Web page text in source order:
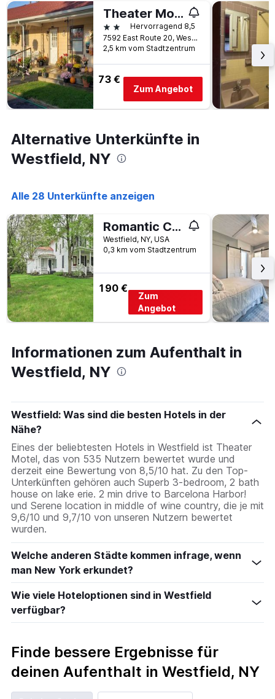
Diagramm
hat
1
Y-
Achse,
die
den
durchschnittlichen
Zimmerpreis
anzeigt.
Theater Motel
2 SterneHervorragend 8,5
7592 East Route 20, Westfield, NY, USA
2,5 km vom Stadtzentrum
73 €
Zum Angebot
Alternative Unterkünfte in
Westfield, NY
Alle 28 Unterkünfte anzeigen
Romantic Country Apt by Lake Erie And Wi
Westfield, NY, USA
0,3 km vom Stadtzentrum
190 €
Zum
Angebot
Informationen zum Aufenthalt in
Westfield, NY
Westfield: Was sind die besten Hotels in der
Nähe?
Eines der beliebtesten Hotels in Westfield ist Theater
Motel, das von 535 Nutzern bewertet wurde und
derzeit eine Bewertung von 8,5/10 hat. Zu den Top-
Unterkünften gehören auch Superb 3-bedroom, 2 bath
house on lake erie. 2 min drive to Barcelona Harbor!
und Serene location in middle of wine country, die je mit
9,6/10 und 9,7/10 von unseren Nutzern bewertet
wurden.
Welche anderen Städte kommen infrage, wenn
man New York erkundet?
Wie viele Hoteloptionen sind in Westfield
verfügbar?
Finde bessere Ergebnisse für
deinen Aufenthalt in Westfield, NY